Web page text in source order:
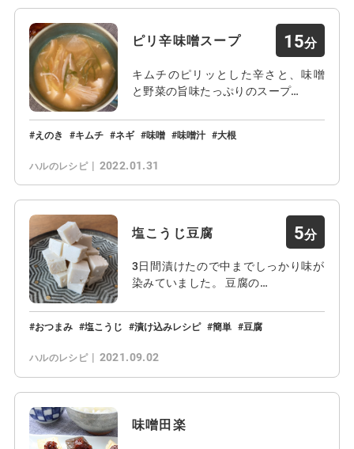
ピリ辛味噌スープ 15
キムチのピリッとした辛さと、味噌
と野菜の旨味たっぷりのスープ…
えのき キムチ ネギ 味噌 味噌汁 大根
ハルのレシピ 2022.01.31
塩こうじ豆腐 5
3日間漬けたので中までしっかり味が
染みていました。 豆腐の…
おつまみ 塩こうじ 漬け込みレシピ 簡単 豆腐
ハルのレシピ 2021.09.02
味噌田楽